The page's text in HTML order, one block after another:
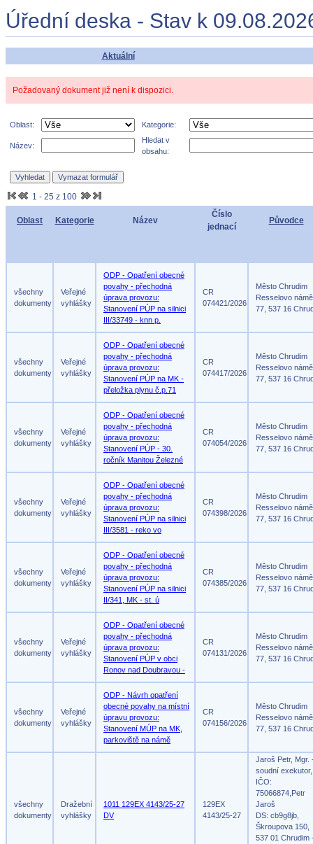
Úřední deska - Stav k
Aktuální
Požadovaný dokument již není k dispozici.
Oblast: Kategorie:
Název:
Hledat v
obsahu:
1 - 25 z 100
Oblast Kategorie Název
Číslo
jednací
Původce
všechny
dokumenty
Veřejné
vyhlášky
ODP - Opatření obecné
povahy - přechodná
úprava provozu:
Stanovení PÚP na silnici
III/33749 - knn p.
CR
074421/2026
Město Chrudim
Resselovo
77, 537 16
všechny
dokumenty
Veřejné
vyhlášky
ODP - Opatření obecné
povahy - přechodná
úprava provozu:
Stanovení PÚP na MK -
přeložka plynu č.p.71
CR
074417/2026
Město Chrudim
Resselovo
77, 537 16
všechny
dokumenty
Veřejné
vyhlášky
ODP - Opatření obecné
povahy - přechodná
úprava provozu:
Stanovení PÚP - 30.
ročník Manitou Železné
CR
074054/2026
Město Chrudim
Resselovo
77, 537 16
všechny
dokumenty
Veřejné
vyhlášky
ODP - Opatření obecné
povahy - přechodná
úprava provozu:
Stanovení PÚP na silnici
III/3581 - reko vo
CR
074398/2026
Město Chrudim
Resselovo
77, 537 16
všechny
dokumenty
Veřejné
vyhlášky
ODP - Opatření obecné
povahy - přechodná
úprava provozu:
Stanovení PÚP na silnici
II/341, MK - st. ú
CR
074385/2026
Město Chrudim
Resselovo
77, 537 16
všechny
dokumenty
Veřejné
vyhlášky
ODP - Opatření obecné
povahy - přechodná
úprava provozu:
Stanovení PÚP v obci
Ronov nad Doubravou -
CR
074131/2026
Město Chrudim
Resselovo
77, 537 16
všechny
dokumenty
Veřejné
vyhlášky
ODP - Návrh opatření
obecné povahy na místní
úpravu provozu:
Stanovení MÚP na MK,
parkoviště na námě
CR
074156/2026
Město Chrudim
Resselovo
77, 537 16
všechny
dokumenty
Dražební
vyhlášky
1011 129EX 4143/25-27
DV
129EX
4143/25-27
Jaroš Petr, Mgr.
soudní exekutor,
IČO:
75066874,Petr
Jaroš
DS: cb9g8jb,
Škroupova 150,
537 01 Chrudim